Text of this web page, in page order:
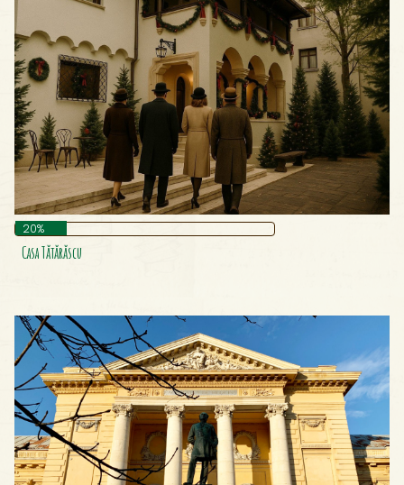
Cetatea Alba Carolina
Cetatea Aradului
Cetatea Biertan Din Sibiu
Cetatea Callatis
Cetatea Carașova, Caraș-Severin
Cetatea Histria
Cetatea Medievală A Clujului
Cetatea Mehadia, Caraș – Severin
Cetatea Sfântu Gheorghe, Covasna
Cetatea Turcească Pâncota
Colegiul Național Nicolae Grigorescu
Călușarii
Doina
Fântâna George Grigorie Cantacuzino
Hala Ford
Hotelul Intercontinental Athénée Palace Din București
Junii Brașovului
Lupoaica Romei
20%
Casa Tătărăscu